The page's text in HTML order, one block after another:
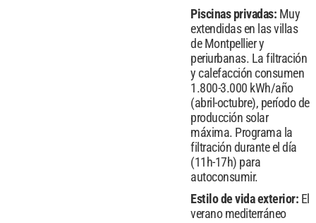
Piscinas privadas: Muy
extendidas en las villas
de Montpellier y
periurbanas. La filtración
y calefacción consumen
1.800-3.000 kWh/año
(abril-octubre), período de
producción solar
máxima. Programa la
filtración durante el día
(11h-17h) para
autoconsumir.
Estilo de vida exterior: El
verano mediterráneo